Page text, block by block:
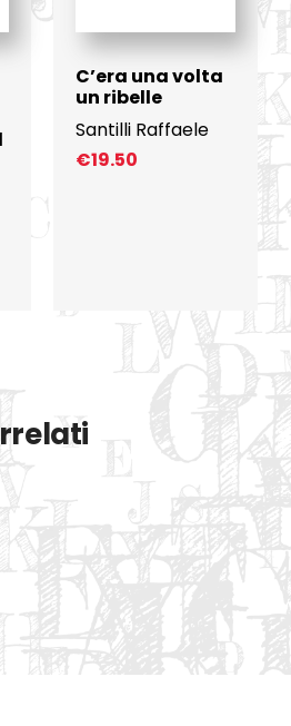
C’era una volta
un ribelle
Santilli Raffaele
€19.50